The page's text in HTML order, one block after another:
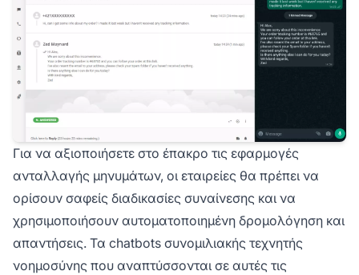
Για να αξιοποιήσετε στο έπακρο τις εφαρμογές
ανταλλαγής μηνυμάτων, οι εταιρείες θα πρέπει να
ορίσουν σαφείς διαδικασίες συναίνεσης και να
χρησιμοποιήσουν αυτοματοποιημένη δρομολόγηση και
απαντήσεις. Τα chatbots συνομιλιακής τεχνητής
νοημοσύνης που αναπτύσσονται σε αυτές τις